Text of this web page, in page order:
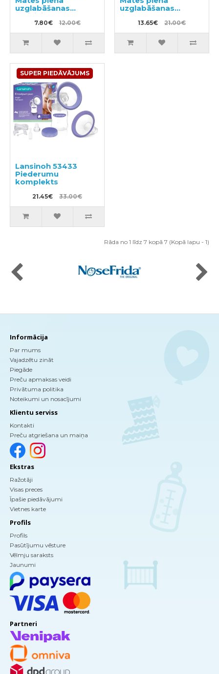
uzglabāšanas
maisiņi 25x180ml
7.80€ 12.00€
uzglabāšanas
13.65€ 21.00€
SUPER PIEDĀVĀJUMS
Lansinoh 53433
Piederumu
komplekts
21.45€ 33.00€
Rāda no 1 līdz 7 kopā 7 (Kopā lapu - 1)
Informācija
Par mums
Vajadzētu zināt
Piegāde
Preču apmaksas veidi
Privātuma politika
Noteikumi un nosacījumi
Klientu serviss
Kontakti
Preču atgriešana un maiņa
Ekstras
Ražotāji
Visas preces
Īpašie piedāvājumi
Vietnes karte
Profils
Profils
Pasūtījumu vēsture
Vēlmju saraksts
Jaunumi
Partneri